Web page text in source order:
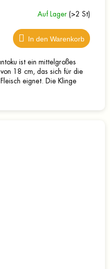
Auf Lager (>2 St)
In den Warenkorb
ist ein mittelgroßes
18 cm, das sich für die
eignet. Die Klinge